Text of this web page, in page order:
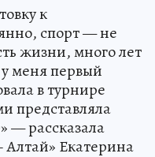
к
спорт — не
жизни, много лет
меня первый
в турнире
представляла
— рассказала
Екатерина